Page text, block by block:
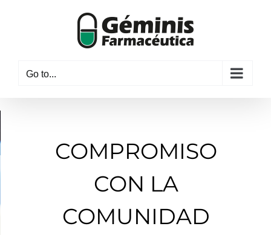
Go to...
COMPROMISO
CON LA
COMUNIDAD